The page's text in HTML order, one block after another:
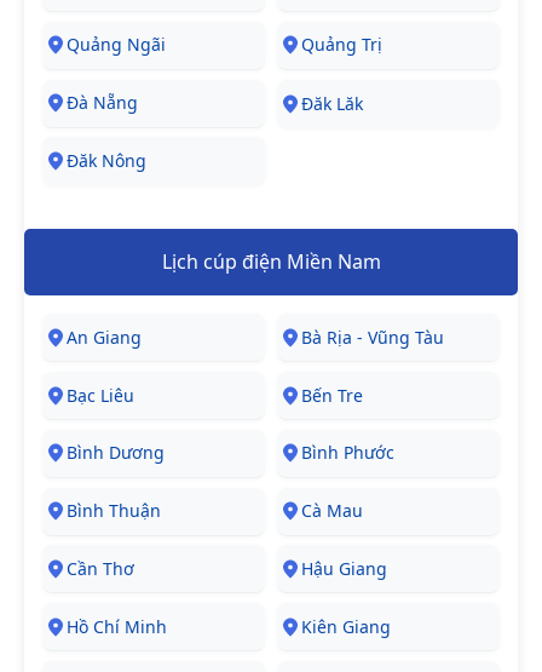
Quảng Ngãi Quảng Trị
Đà Nẵng Đăk Lăk
Đăk Nông
Lịch cúp điện Miền Nam
An Giang Bà Rịa - Vũng Tàu
Bạc Liêu Bến Tre
Bình Dương Bình Phước
Bình Thuận Cà Mau
Cần Thơ Hậu Giang
Hồ Chí Minh Kiên Giang